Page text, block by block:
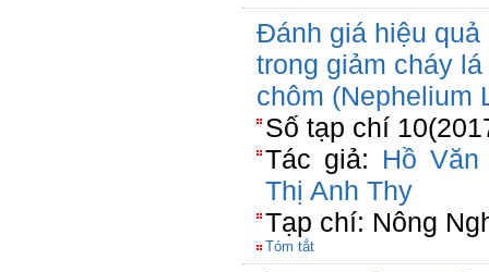
Đánh giá hiệu
trong giảm cháy
chôm (Nephelium
Số tạp chí
Tác giả: Hồ Văn
Thị Anh Thy
Tạp chí: Nông
Tóm tắt